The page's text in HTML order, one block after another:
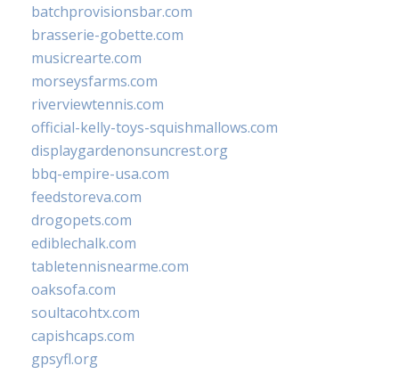
batchprovisionsbar.com
brasserie-gobette.com
musicrearte.com
morseysfarms.com
riverviewtennis.com
official-kelly-toys-squishmallows.com
displaygardenonsuncrest.org
bbq-empire-usa.com
feedstoreva.com
drogopets.com
ediblechalk.com
tabletennisnearme.com
oaksofa.com
soultacohtx.com
capishcaps.com
gpsyfl.org